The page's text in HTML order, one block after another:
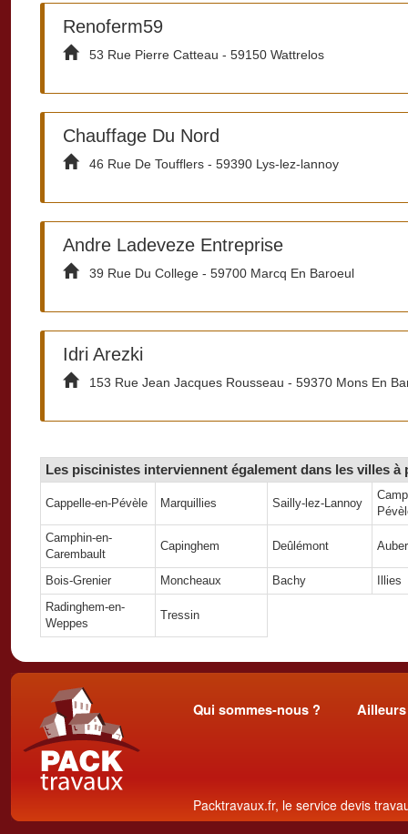
Renoferm59
53 Rue Pierre Catteau - 59150 Wattrelos
Chauffage Du Nord
46 Rue De Toufflers - 59390 Lys-lez-lannoy
Andre Ladeveze Entreprise
39 Rue Du College - 59700 Marcq En Baroeul
Idri Arezki
153 Rue Jean Jacques Rousseau - 59370 Mons En
Les piscinistes interviennent également dans les villes à
Cappelle-en-Pévèle Marquillies Sailly-lez-Lannoy
Camphin-en-
Carembault
Capinghem Deûlémont
Bois-Grenier Moncheaux Bachy
Illies
Radinghem-en-
Weppes
Tressin
Qui sommes-nous ?
Packtravaux.fr, le service devis